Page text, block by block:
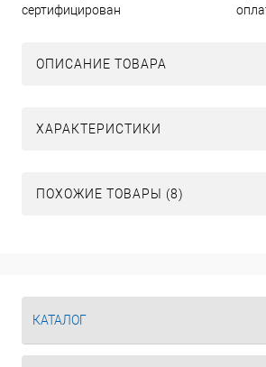
сертифицирован
ОПИСАНИЕ ТОВАРА
ХАРАКТЕРИСТИКИ
ПОХОЖИЕ ТОВАРЫ (8)
КАТАЛОГ